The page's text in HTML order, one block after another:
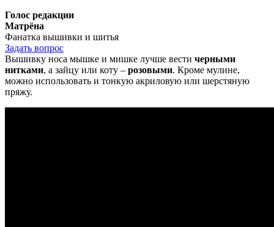
Голос редакции
Матрёна
Фанатка вышивки и шитья
Задать вопрос
Вышивку носа мышке и мишке лучше вести черными
нитками, а зайцу или коту – розовыми. Кроме мулине,
можно использовать и тонкую акриловую или шерстяную
пряжу.